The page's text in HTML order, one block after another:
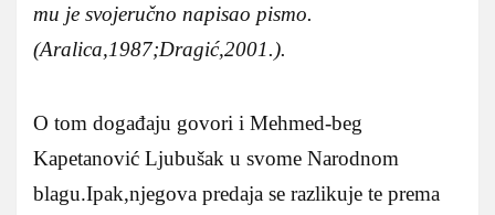
mu je svojeručno napisao pismo.
(Aralica,1987;Dragić,2001.).
O tom događaju govori i Mehmed-beg
Kapetanović Ljubušak u svome Narodnom
blagu.Ipak,njegova predaja se razlikuje te prema